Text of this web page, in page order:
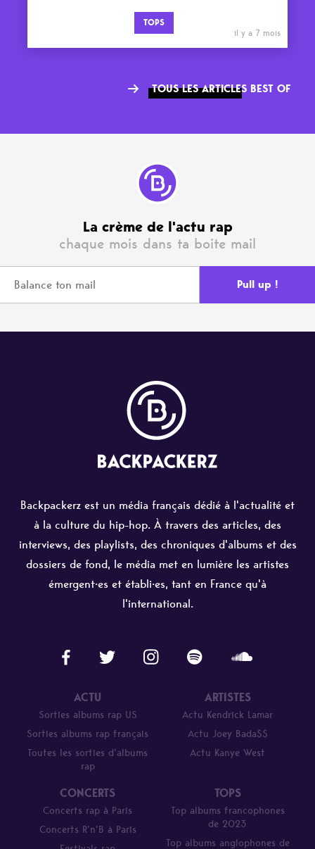
TOPS
il y a 7 mois
TOUS LES ARTICLES BEST OF
La crème de l'actu rap
chaque mois dans ta boite mail
Backpackerz est un média français dédié à l'actualité et
à la culture du hip-hop. À travers des articles, des
interviews, des playlists, des chroniques d'albums et des
dossiers de fond, le média met en lumière les artistes
émergent·es et établi·es, tant en France qu'à
l'international.
ACTU
Sorties albums rap US
Sorties albums rap français
Toutes les sorties d’albums
rap
ARTISTES
Actu Kendrick Lamar
Actu Joey Bada$$
Actu Kanye West
CONCERTS
Concerts rap à Paris
Concerts R’n’B à Paris
TOPS
Top albums francophones
de 2023
Top albums anglophones de